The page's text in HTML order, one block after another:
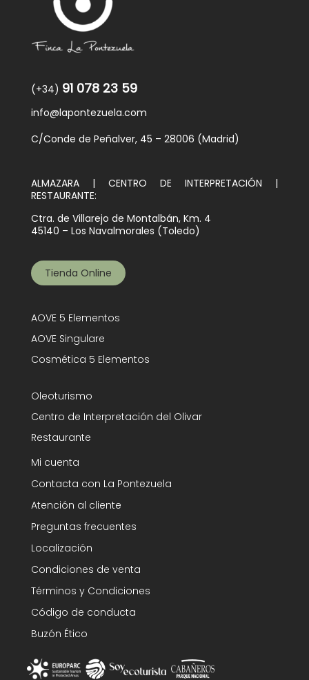
(+34) 91 078 23 59
info@lapontezuela.com
C/Conde de Peñalver, 45 – 28006 (Madrid)
ALMAZARA | CENTRO DE INTERPRETACIÓN |
RESTAURANTE:
Ctra. de Villarejo de Montalbán, Km. 4
45140 – Los Navalmorales (Toledo)
Tienda Online
AOVE 5 Elementos
AOVE Singulare
Cosmética 5 Elementos
Oleoturismo
Centro de Interpretación del Olivar
Restaurante
Mi cuenta
Contacta con La Pontezuela
Atención al cliente
Preguntas frecuentes
Localización
Condiciones de venta
Términos y Condiciones
Código de conducta
Buzón Ético